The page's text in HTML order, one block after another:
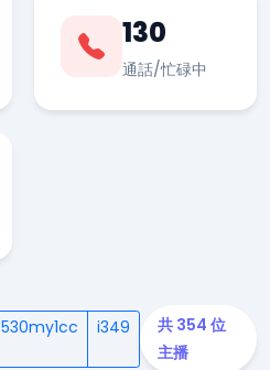
130
通話/忙碌中
530my1cc i349
共 354 位
主播